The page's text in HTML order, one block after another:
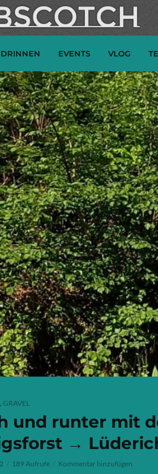
DRINNEN EVENTS VLOG
, GRAVEL
und runter mit
→
189 Aufrufe Kommentar hinzufügen